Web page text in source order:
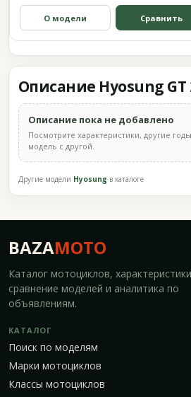
О модели Сравнить
Описание Hyosung GT
Описание пока не добавлено
Посмотрите характеристики, другие
модель с другой.
Другие модели Hyosung в каталоге
BAZAMOTO
Каталог мотоциклов,
сравнение моделей и аналитика по
объявлениям.
КАТАЛОГ
Поиск по моделям
Марки мотоциклов
Классы мотоциклов